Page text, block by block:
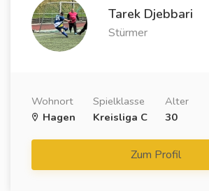
Tarek Djebbari
Stürmer
Wohnort
Hagen
Spielklasse
Kreisliga C
Alter
30
Zum Profil